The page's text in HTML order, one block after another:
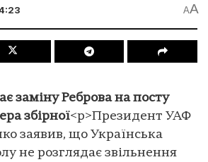
AA
заміну Реброва на посту
збірної<p>Президент УАФ
заявив, що Українська
не розглядає звільнення